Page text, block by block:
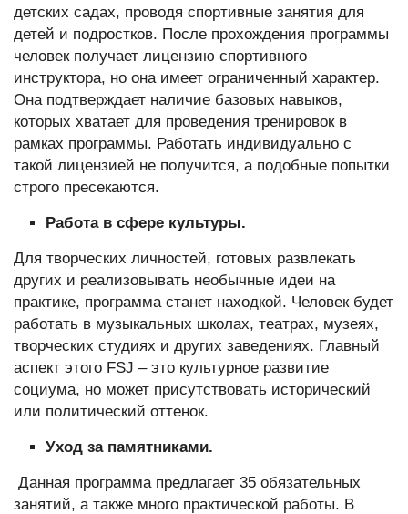
детских садах, проводя спортивные занятия для
детей и подростков. После прохождения программы
человек получает лицензию спортивного
инструктора, но она имеет ограниченный характер.
Она подтверждает наличие базовых навыков,
которых хватает для проведения тренировок в
рамках программы. Работать индивидуально с
такой лицензией не получится, а подобные попытки
строго пресекаются.
Работа в сфере культуры.
Для творческих личностей, готовых развлекать
других и реализовывать необычные идеи на
практике, программа станет находкой. Человек будет
работать в музыкальных школах, театрах, музеях,
творческих студиях и других заведениях. Главный
аспект этого FSJ – это культурное развитие
социума, но может присутствовать исторический
или политический оттенок.
Уход за памятниками.
Данная программа предлагает 35 обязательных
занятий, а также много практической работы. В